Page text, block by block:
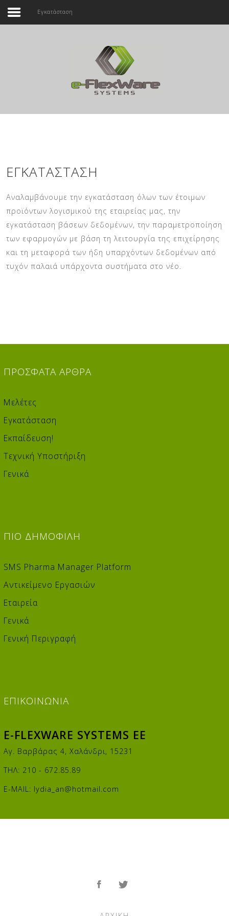
Εγκατάσταση
ΕΓΚΑΤΆΣΤΑΣΗ
Αναλαμβάνουμε την εγκατάσταση όλων των έτοιμων
προϊόντων λογισμικού της εταιρείας μας, την
εγκατάσταση βάσεων δεδομένων, την παραμετροποίηση
των εφαρμογών με βάση τη λειτουργία της επιχείρησης
και τη μεταφορά των ήδη υπαρχόντων δεδομένων από
τυχόν παλαιά υπάρχοντα συστήματα στο νέο.
ΠΡΌΣΦΑΤΑ ΆΡΘΡΑ
Μελέτες
Εγκατάσταση
Εκπαίδευση!
Τεχνική Υποστήριξη
Γενικά
ΠΙΟ ΔΗΜΟΦΙΛΉ
SMS Pharma Manager Platform
Αντικείμενο Εργασιών
Εταιρεία
Γενικά
Γενική Περιγραφή
ΕΠΙΚΟΙΝΩΝΊΑ
E-FLEXWARE SYSTEMS EE
Αγ. Βαρβάρας 4, Χαλάνδρι, 15231
ΤΗΛ: 210 - 672.85.89
E-MAIL: lydia_an@hotmail.com